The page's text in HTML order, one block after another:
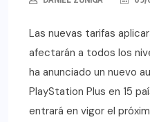
Las nuevas tarifas
afectarán a todos los
ha anunciado un nuevo
PlayStation Plus en 15
entrará en vigor el